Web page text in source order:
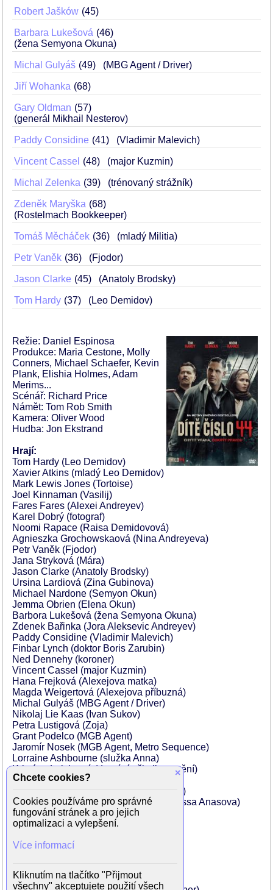
Robert Jašków 45
Barbara Lukešová
46
(žena Semyona Okuna)
Michal Gulyáš 49 (MBG Agent / Driver)
Jiří Wohanka 68
Gary Oldman
57
(generál Mikhail Nesterov)
Paddy Considine 41 (Vladimir Malevich)
Vincent Cassel 48 (major Kuzmin)
Michal Zelenka 39 (trénovaný strážník)
Zdeněk Maryška
68
(Rostelmach Bookkeeper)
Tomáš Měcháček 36 (mladý Militia)
Petr Vaněk 36 (Fjodor)
Jason Clarke 45 (Anatoly Brodsky)
Tom Hardy 37 (Leo Demidov)
Režie: Daniel Espinosa
Produkce: Maria Cestone, Molly
Conners, Michael Schaefer, Kevin
Plank, Elishia Holmes, Adam
Merims...
Scénář: Richard Price
Námět: Tom Rob Smith
Kamera: Oliver Wood
Hudba: Jon Ekstrand
Hrají:
Tom Hardy (Leo Demidov)
Xavier Atkins (mladý Leo Demidov)
Mark Lewis Jones (Tortoise)
Joel Kinnaman (Vasilij)
Fares Fares (Alexei Andreyev)
Karel Dobrý (fotograf)
Noomi Rapace (Raisa Demidovová)
Agnieszka Grochowskaová (Nina Andreyeva)
Petr Vaněk (Fjodor)
Jana Stryková (Mára)
Jason Clarke (Anatoly Brodsky)
Ursina Lardiová (Zina Gubinova)
Michael Nardone (Semyon Okun)
Jemma Obrien (Elena Okun)
Barbora Lukešová (žena Semyona Okuna)
Zdenek Bařinka (Jora Aleksevic Andreyev)
Paddy Considine (Vladimir Malevich)
Finbar Lynch (doktor Boris Zarubin)
Ned Dennehy (koroner)
Vincent Cassel (major Kuzmin)
Hana Frejková (Alexejova matka)
Magda Weigertová (Alexejova příbuzná)
Michal Gulyáš (MBG Agent / Driver)
Nikolaj Lie Kaas (Ivan Sukov)
Petra Lustigová (Zoja)
Grant Podelco (MGB Agent)
Jaromír Nosek (MGB Agent, Metro Sequence)
Lorraine Ashbourne (služka Anna)
Kristýna Leichtová (domácí učitelka umění)
Josef Altin (Alexander)
Gary Oldman (generál Mikhail Nesterov)
Markéta Tannerová (ředitelka školy Larissa Anasova)
Samuel Buttery (Varlam)
Ondřej Malý (Collector, Yury Abelman)
Ivan G'Vera (Budenny)
Tomáš Valík (řidič)
×
Chcete cookies?
Cookies používáme pro správné
fungování stránek a pro jejich
optimalizaci a vylepšení.
Více informací
Kliknutím na tlačítko "Přijmout
všechny" akceptujete použití všech